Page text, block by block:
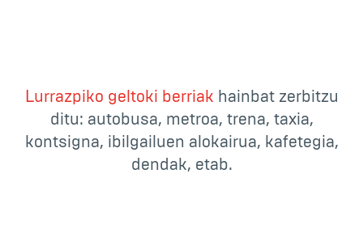
Lurrazpiko geltoki berriak hainbat zerbitzu
ditu: autobusa, metroa, trena, taxia,
kontsigna, ibilgailuen alokairua, kafetegia,
dendak, etab.